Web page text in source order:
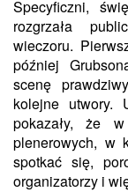
Specyficzni,
rozgrzała
wieczoru.
później
scenę
kolejne utwory.
pokazały, że
plenerowych, w
spotkać się,
organizatorzy i